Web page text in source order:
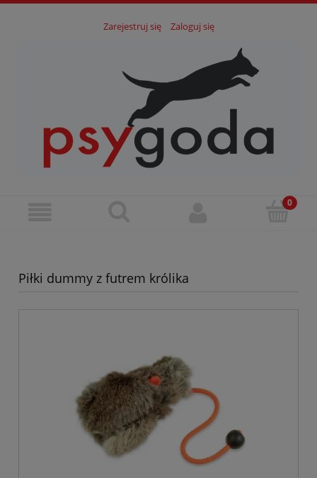
Zarejestruj się Zaloguj się
Piłki dummy z futrem królika